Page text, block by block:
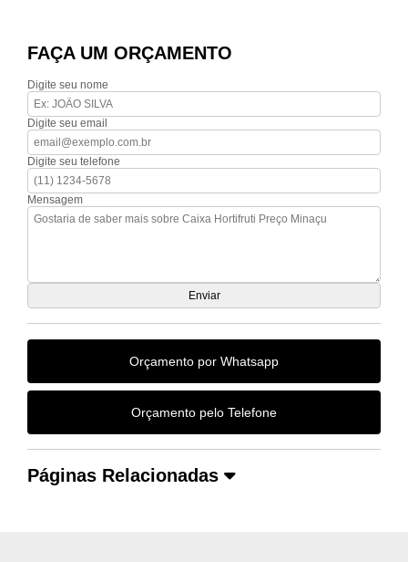
FAÇA UM ORÇAMENTO
Digite seu nome
Digite seu email
Digite seu telefone
Mensagem
Orçamento por Whatsapp
Orçamento pelo Telefone
Páginas Relacionadas